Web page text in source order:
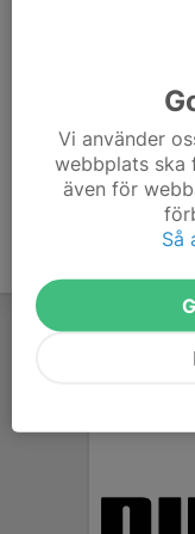
inbetalningen ska
och åker över
Vi använder
webbplats ska
även för
Så